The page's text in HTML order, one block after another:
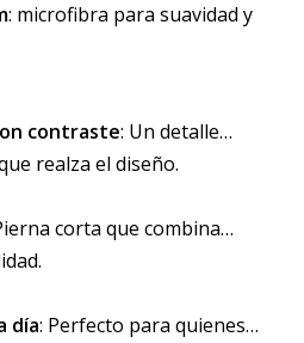
: microfibra para suavidad y
contraste: Un detalle
realza el diseño.
corta que combina
día: Perfecto para quienes